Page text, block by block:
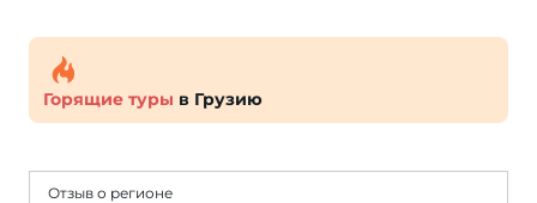
Горящие туры в Грузию
Отзыв о регионе